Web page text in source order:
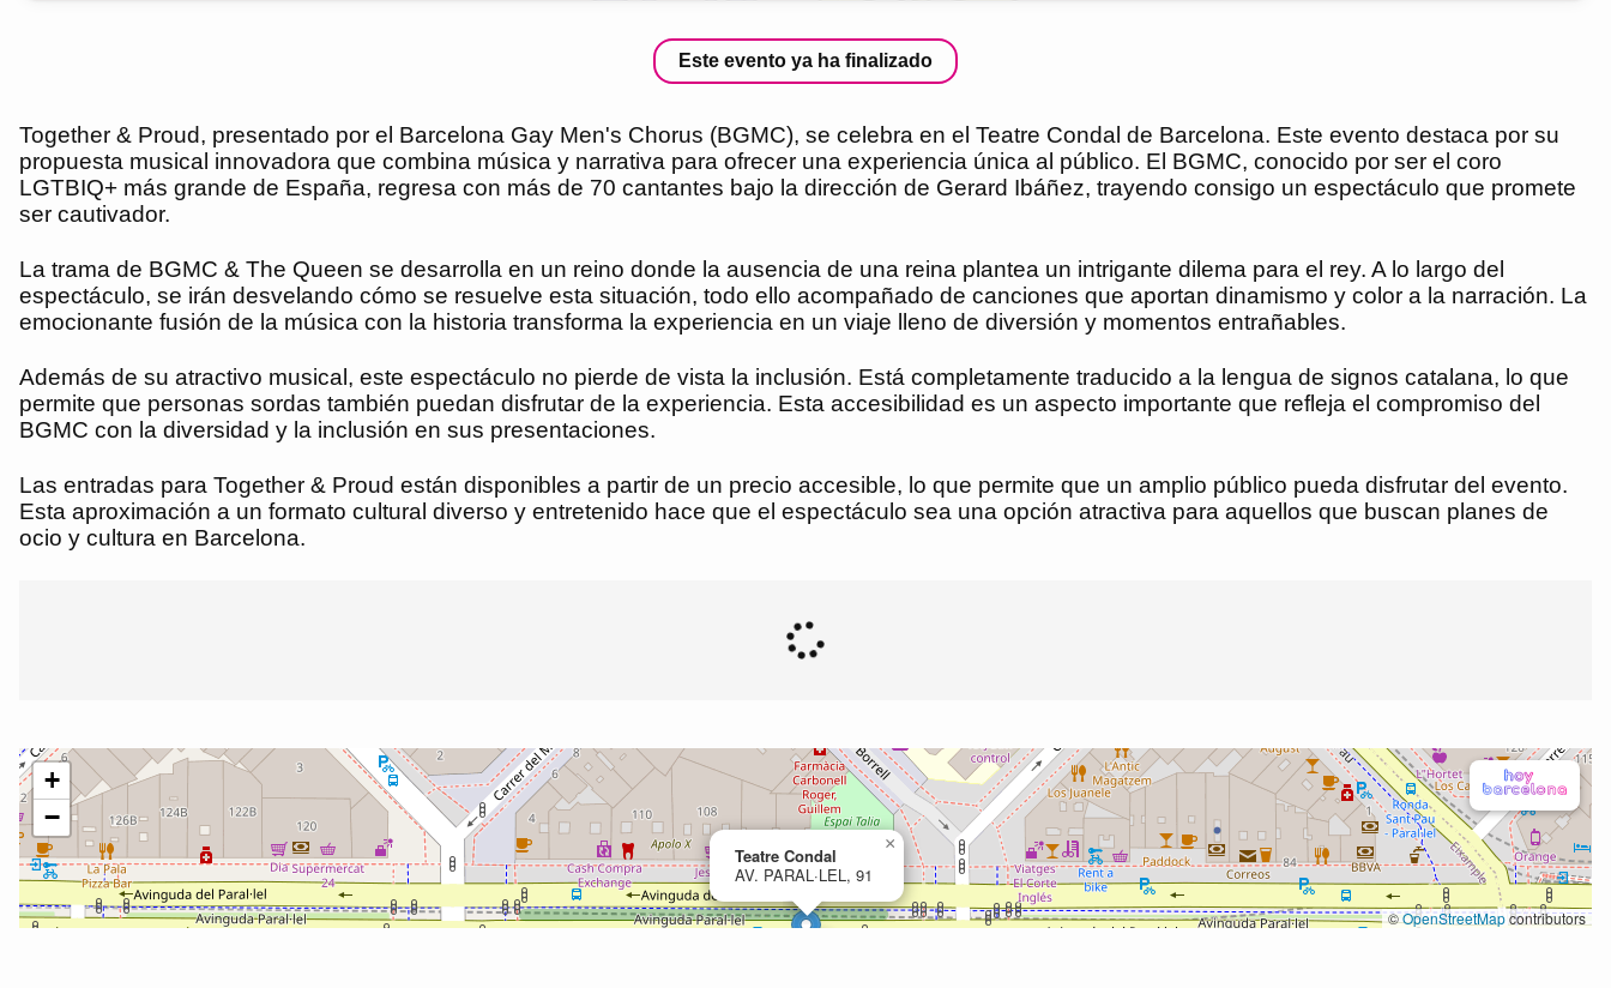
Este evento ya ha finalizado
Together & Proud, presentado por el Barcelona Gay Men's Chorus (BGMC), se celebra en el Teatre Condal de Barcelona. Este evento destaca por su
propuesta musical innovadora que combina música y narrativa para ofrecer una experiencia única al público. El BGMC, conocido por ser el coro
LGTBIQ+ más grande de España, regresa con más de 70 cantantes bajo la dirección de Gerard Ibáñez, trayendo consigo un espectáculo que promete
ser cautivador.
La trama de BGMC & The Queen se desarrolla en un reino donde la ausencia de una reina plantea un intrigante dilema para el rey. A lo largo del
espectáculo, se irán desvelando cómo se resuelve esta situación, todo ello acompañado de canciones que aportan dinamismo y color a la narración. La
emocionante fusión de la música con la historia transforma la experiencia en un viaje lleno de diversión y momentos entrañables.
Además de su atractivo musical, este espectáculo no pierde de vista la inclusión. Está completamente traducido a la lengua de signos catalana, lo que
permite que personas sordas también puedan disfrutar de la experiencia. Esta accesibilidad es un aspecto importante que refleja el compromiso del
BGMC con la diversidad y la inclusión en sus presentaciones.
Las entradas para Together & Proud están disponibles a partir de un precio accesible, lo que permite que un amplio público pueda disfrutar del evento.
Esta aproximación a un formato cultural diverso y entretenido hace que el espectáculo sea una opción atractiva para aquellos que buscan planes de
ocio y cultura en Barcelona.